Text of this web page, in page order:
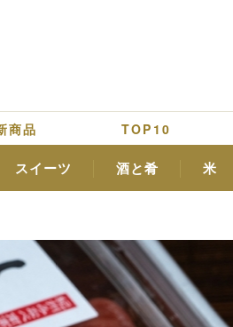
商品 TOP10
スイーツ 酒と肴 米